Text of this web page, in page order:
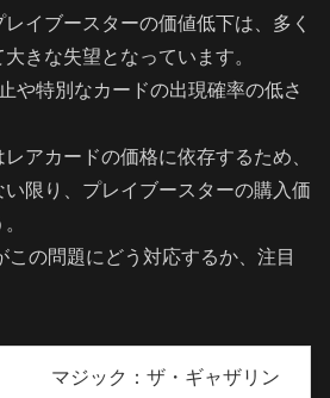
レイブースターの価値低下は、多く
きな失望となっています。
や特別なカードの出現確率の低さ
アカードの価格に依存するため、
限り、プレイブースターの購入価
この問題にどう対応するか、注目
マジック：ザ・ギャザリン